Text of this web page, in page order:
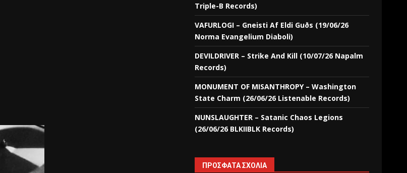
Triple-B Records)
VAFURLOGI – Gneisti Af Eldi Guðs (19/06/26
Norma Evangelium Diaboli)
DEVILDRIVER – Strike And Kill (10/07/26 Napalm
Records)
MONUMENT OF MISANTHROPY – Washington
State Charm (26/06/26 Listenable Records)
NUNSLAUGHTER – Satanic Chaos Legions
(26/06/26 BLKIIBLK Records)
ΠΡΌΣΦΑΤΑ ΣΧΌΛΙΑ